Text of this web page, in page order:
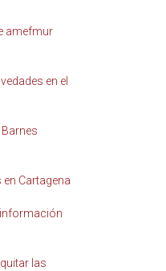
amefmur
en el
Barnes
Cartagena
las